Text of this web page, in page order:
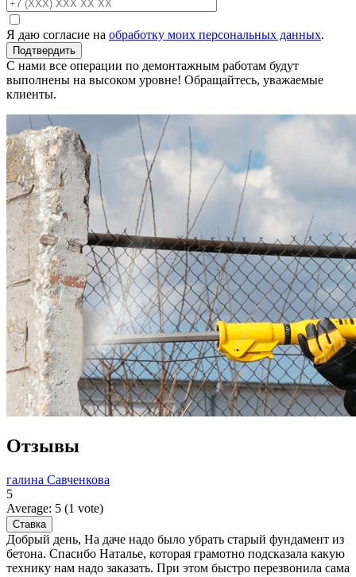
Я даю согласие на обработку моих персональных данных.
С нами все операции по демонтажным работам будут
выполнены на высоком уровне! Обращайтесь, уважаемые
клиенты.
Отзывы
галина Савченкова
5
Average: 5 (1 vote)
Добрый день, На даче надо было убрать старый фундамент из
бетона. Спасибо Наталье, которая грамотно подсказала какую
технику нам надо заказать. При этом быстро перезвонила сама